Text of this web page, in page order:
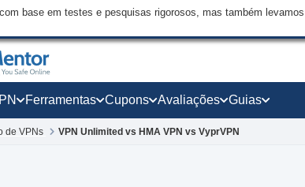
base em testes e pesquisas rigorosos, mas também
Ferramentas Cupons Avaliações Guias
de VPNs VPN Unlimited vs HMA VPN vs VyprVPN